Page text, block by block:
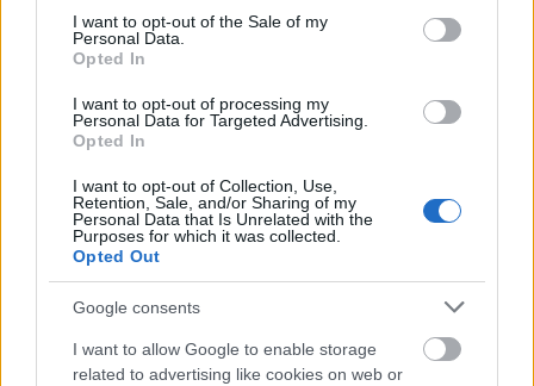
consent section.
I want to opt-out of the Sale of my
Personal Data.
Opted In
I want to opt-out of processing my
Personal Data for Targeted Advertising.
Opted In
I want to opt-out of Collection, Use,
Retention, Sale, and/or Sharing of my
Personal Data that Is Unrelated with the
Purposes for which it was collected.
Opted Out
Google consents
I want to allow Google to enable storage
related to advertising like cookies on web or
ΑΣΕΠ: Πιστοποίηση Αγγλικών σε
μόνο 2 ημέρες στα χέρια σας
ΑΣΕΠ: Εξ αποστάσεως η πιο Εύκολη
Πιστοποίηση Υπολογιστών σε 2
μέρες